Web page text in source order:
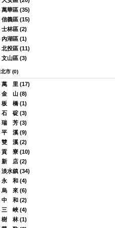
萬華區 (35)
信義區 (15)
士林區 (2)
內湖區 (1)
北投區 (11)
文山區 (3)
市 (0)
萬 里 (17)
金 山 (8)
板 橋 (1)
石 碇 (3)
瑞 芳 (3)
平 溪 (9)
雙 溪 (2)
貢 寮 (10)
新 店 (2)
淡水鎮 (34)
永 和 (4)
烏 來 (6)
中 和 (2)
三 峽 (4)
樹 林 (1)